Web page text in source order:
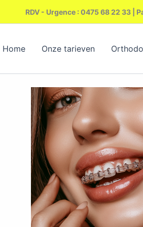
RDV - Urgence : 0475 68 22 33 |
Home Onze tarieven